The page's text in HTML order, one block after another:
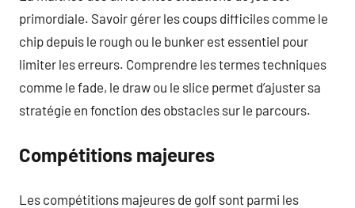
primordiale. Savoir gérer les coups difficiles comme le
chip depuis le rough ou le bunker est essentiel pour
limiter les erreurs. Comprendre les termes techniques
comme le fade, le draw ou le slice permet d’ajuster sa
stratégie en fonction des obstacles sur le parcours.
Compétitions majeures
Les compétitions majeures de golf sont parmi les